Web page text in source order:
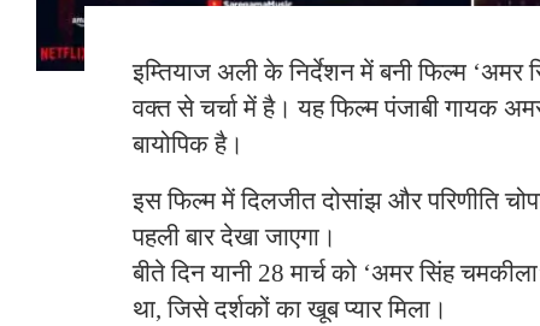
इम्तियाज अली के निर्देशन में बनी फिल्म ‘अमर
वक्त से चर्चा में है। यह फिल्म पंजाबी गायक
बायोपिक है।
इस फिल्म में दिलजीत दोसांझ और परिणीति
पहली बार देखा जाएगा।
बीते दिन यानी 28 मार्च को ‘अमर सिंह
था, जिसे दर्शकों का खूब प्यार मिला।